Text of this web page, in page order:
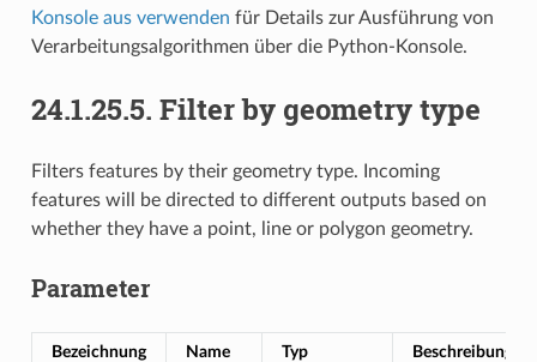
Konsole aus verwenden für Details zur Ausführung von
Verarbeitungsalgorithmen über die Python-Konsole.
24.1.25.5. Filter by geometry type
Filters features by their geometry type. Incoming
features will be directed to different outputs based on
whether they have a point, line or polygon geometry.
Parameter
Bezeichnung Name Typ Beschreibung